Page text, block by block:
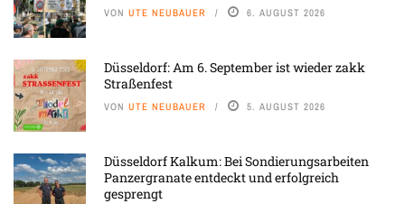
VON UTE NEUBAUER 6. AUGUST 2026
Düsseldorf: Am 6. September ist wieder zakk
Straßenfest
VON UTE NEUBAUER 5. AUGUST 2026
Düsseldorf Kalkum: Bei Sondierungsarbeiten
Panzergranate entdeckt und erfolgreich
gesprengt